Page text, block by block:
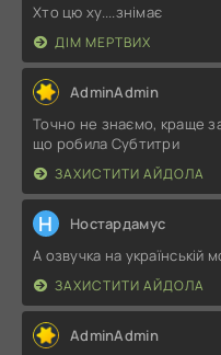
Хто цю ху....знімає
ДІМ МЕРТВИХ
AdminAdmin
Точно не знаємо, краще
що робила Субтитри
ЗАХИСТИТИ АЙДОЛА
Н Ностардамус
А озвучка на українській
ЗАХИСТИТИ АЙДОЛА
AdminAdmin